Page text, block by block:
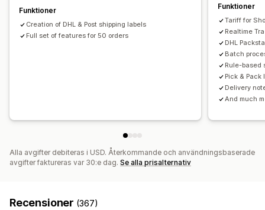
Varumärkesanpassad spårningssida
E-postaviseringar
Orderuppdateringar Leveransanalys
Funktioner
Creation of DHL & Post shipping labels
Full set of features for 50 orders
Funktioner
Tariff for
Realtime
DHL
Batch
Rule-based
Pick &
Delivery
And much
Alla avgifter debiteras i USD. Återkommande och användningsbaserade
avgifter faktureras var 30:e dag. Se alla prisalternativ
Recensioner (367)